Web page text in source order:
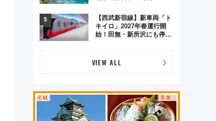
GW旅行まで狙える激アツ
路線まとめ（8/10まで）
【西武新宿線】新車両「ト
キイロ」2027年春運行開
始！田無・新所沢にも停
VIEW ALL